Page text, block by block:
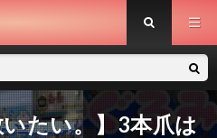
いたい。】3本爪は